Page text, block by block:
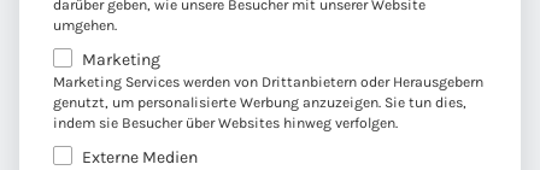
Diesen Fachartikel teilen:
darüber geben, wie unsere Besucher mit unserer Website
umgehen.
Marketing
Marketing Services werden von Drittanbietern oder Herausgebern
genutzt, um personalisierte Werbung anzuzeigen. Sie tun dies,
indem sie Besucher über Websites hinweg verfolgen.
Externe Medien